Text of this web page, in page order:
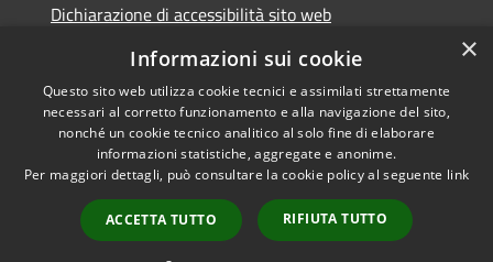
Dichiarazione di accessibilità sito web
WhistleblowingPA
Accessibilità
Copyright © 2026 • Comune di
Gaglianico • Powered by
Municipium•
Accesso
redazione
×
Informazioni sui cookie
Questo sito web utilizza cookie tecnici e assimilati strettamente
necessari al corretto funzionamento e alla navigazione del sito,
nonché un cookie tecnico analitico al solo fine di elaborare
informazioni statistiche, aggregate e anonime.
Per maggiori dettagli, può consultare la cookie policy al seguente link
ACCETTA TUTTO RIFIUTA TUTTO